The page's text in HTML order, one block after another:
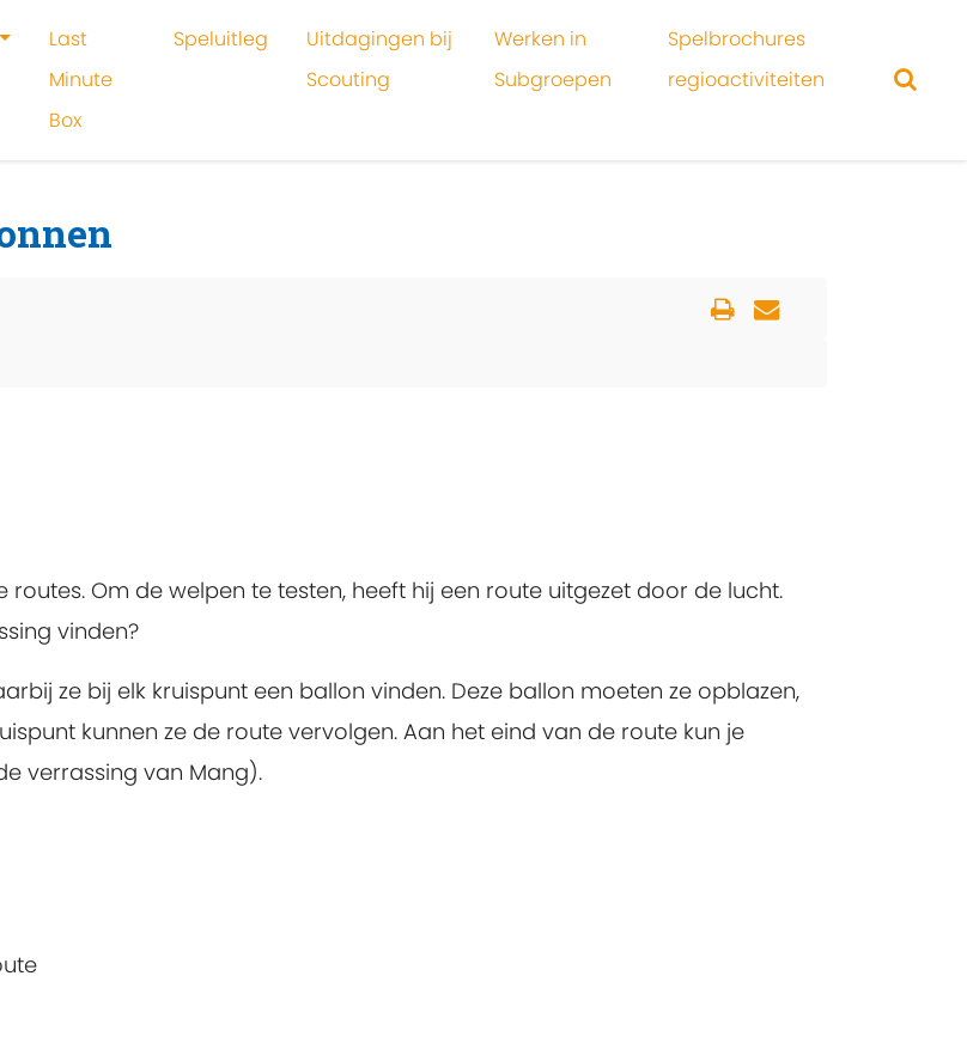
Last
Minute
Box
Speluitleg
Uitdagingen bij
Scouting
Werken in
Subgroepen
Spelbrochures
regioactiviteiten
Kruispuntenroute met ballonnen
Om de welpen te testen, heeft hij een route uitgezet door de lucht.
vinden?
ze bij elk kruispunt een ballon vinden. Deze ballon moeten ze opblazen,
kunnen ze de route vervolgen. Aan het eind van de route kun je
verrassing van Mang).